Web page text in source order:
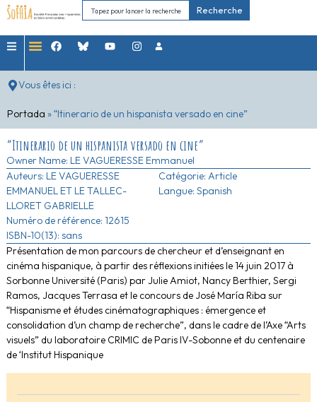
Recherche
Vous êtes ici :
Portada »“Itinerario de un hispanista versado en cine”
“Itinerario de un hispanista versado en cine”
Owner Name: LE VAGUERESSE Emmanuel
Auteurs: LE VAGUERESSE
EMMANUEL ET LE TALLEC-
LLORET GABRIELLE
Numéro de référence: 12615
ISBN-10(13): sans
Catégorie: Article
Langue: Spanish
Présentation de mon parcours de chercheur et d’enseignant en
cinéma hispanique, à partir des réflexions initiées le 14 juin 2017 à
Sorbonne Université (Paris) par Julie Amiot, Nancy Berthier, Sergi
Ramos, Jacques Terrasa et le concours de José María Riba sur
“Hispanisme et études cinématographiques : émergence et
consolidation d’un champ de recherche”, dans le cadre de l’Axe “Arts
visuels” du laboratoire CRIMIC de Paris IV-Sobonne et du centenaire
de ‘Institut Hispanique